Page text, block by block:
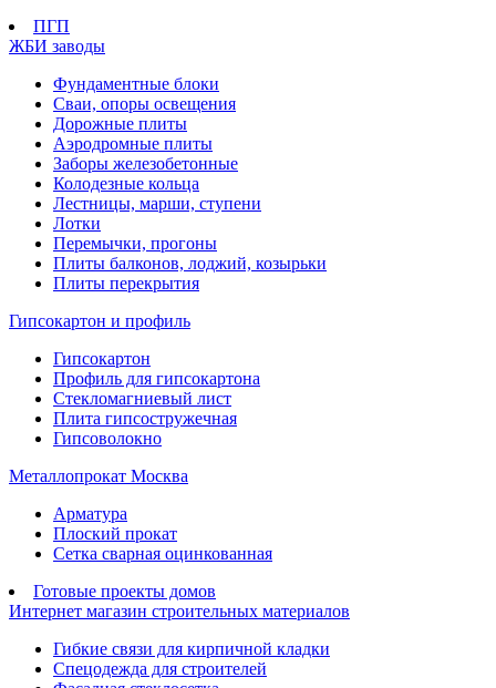
ПГП
ЖБИ заводы
Фундаментные блоки
Сваи, опоры освещения
Дорожные плиты
Аэродромные плиты
Заборы железобетонные
Колодезные кольца
Лестницы, марши, ступени
Лотки
Перемычки, прогоны
Плиты балконов, лоджий, козырьки
Плиты перекрытия
Гипсокартон и профиль
Гипсокартон
Профиль для гипсокартона
Стекломагниевый лист
Плита гипсостружечная
Гипсоволокно
Металлопрокат Москва
Арматура
Плоский прокат
Сетка сварная оцинкованная
Готовые проекты домов
Интернет магазин строительных материалов
Гибкие связи для кирпичной кладки
Спецодежда для строителей